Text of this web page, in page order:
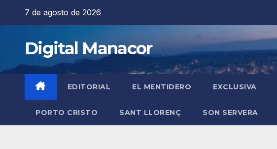
7 de agosto de 2026
Digital Manacor
EDITORIAL EL MENTIDERO EXCLUSIVA
PORTO CRISTO SANT LLORENÇ SON SERVERA